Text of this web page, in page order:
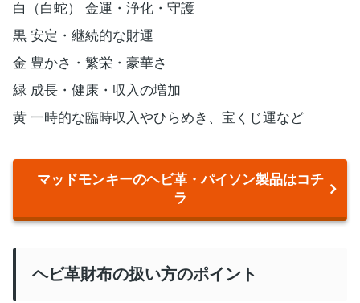
白（白蛇） 金運・浄化・守護
黒 安定・継続的な財運
金 豊かさ・繁栄・豪華さ
緑 成長・健康・収入の増加
黄 一時的な臨時収入やひらめき、宝くじ運など
マッドモンキーのヘビ革・パイソン製品はコチ
ラ
ヘビ革財布の扱い方のポイント